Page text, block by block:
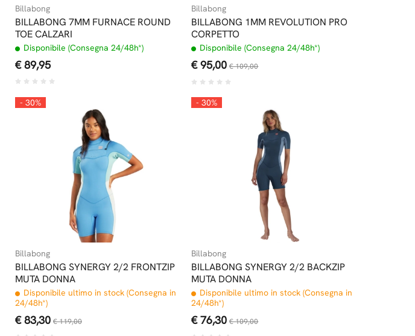
Billabong
BILLABONG 7MM FURNACE ROUND
TOE CALZARI
Disponibile (Consegna 24/48h*)
€ 89,95
Billabong
BILLABONG 1MM REVOLUTION PRO
CORPETTO
Disponibile (Consegna 24/48h*)
€ 95,00 € 109,00
- 30%
Billabong
BILLABONG SYNERGY 2/2 FRONTZIP
MUTA DONNA
Disponibile ultimo in stock (Consegna in
24/48h*)
€ 83,30 € 119,00
- 30%
Billabong
BILLABONG SYNERGY 2/2 BACKZIP
MUTA DONNA
Disponibile ultimo in stock (Consegna in
24/48h*)
€ 76,30 € 109,00